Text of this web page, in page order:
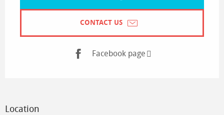
CONTACT US
Facebook page
Location